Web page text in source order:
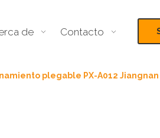
de Contacto
plegable PX-A012 Jiangnan